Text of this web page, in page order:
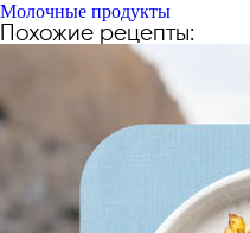
Молочные продукты
Похожие рецепты: